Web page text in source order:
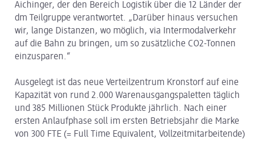
Aichinger, der den Bereich Logistik über die 12 Länder der
dm Teilgruppe verantwortet. „Darüber hinaus versuchen
wir, lange Distanzen, wo möglich, via Intermodalverkehr
auf die Bahn zu bringen, um so zusätzliche CO2-Tonnen
einzusparen.“
Ausgelegt ist das neue Verteilzentrum Kronstorf auf eine
Kapazität von rund 2.000 Warenausgangspaletten täglich
und 385 Millionen Stück Produkte jährlich. Nach einer
ersten Anlaufphase soll im ersten Betriebsjahr die Marke
von 300 FTE (= Full Time Equivalent, Vollzeitmitarbeitende)